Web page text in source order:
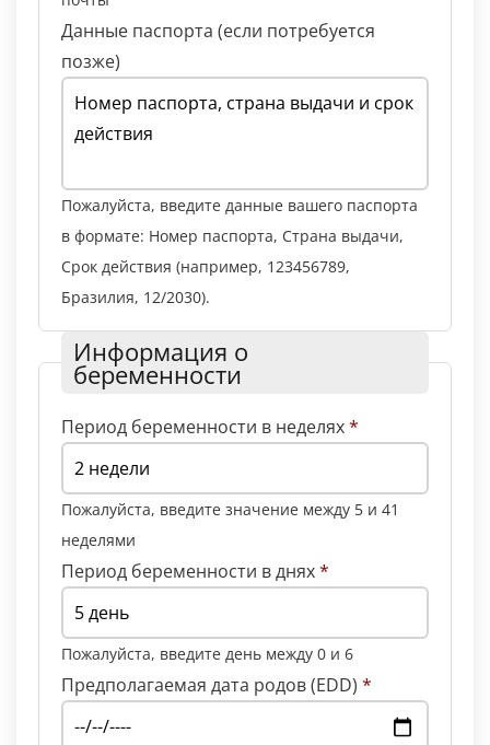
Данные паспорта (если потребуется
позже)
Пожалуйста, введите данные вашего паспорта
в формате: Номер паспорта, Страна выдачи,
Срок действия (например, 123456789,
Бразилия, 12/2030).
Информация о
беременности
Период беременности в неделях*
Пожалуйста, введите значение между 5 и 41
неделями
Период беременности в днях*
Пожалуйста, введите день между 0 и 6
Предполагаемая дата родов (EDD) *